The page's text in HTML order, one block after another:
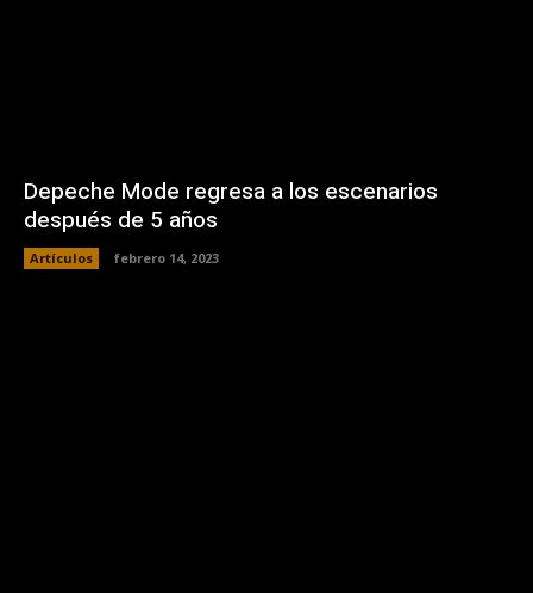
Depeche Mode regresa a los escenarios
después de 5 años
Artículos febrero 14, 2023